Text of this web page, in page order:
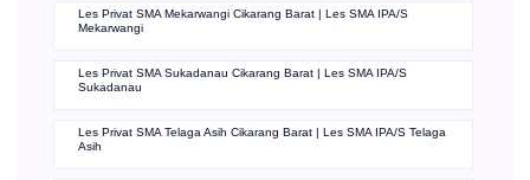
Les Privat SMA Mekarwangi Cikarang Barat | Les SMA IPA/S
Mekarwangi
Les Privat SMA Sukadanau Cikarang Barat | Les SMA IPA/S
Sukadanau
Les Privat SMA Telaga Asih Cikarang Barat | Les SMA IPA/S Telaga
Asih